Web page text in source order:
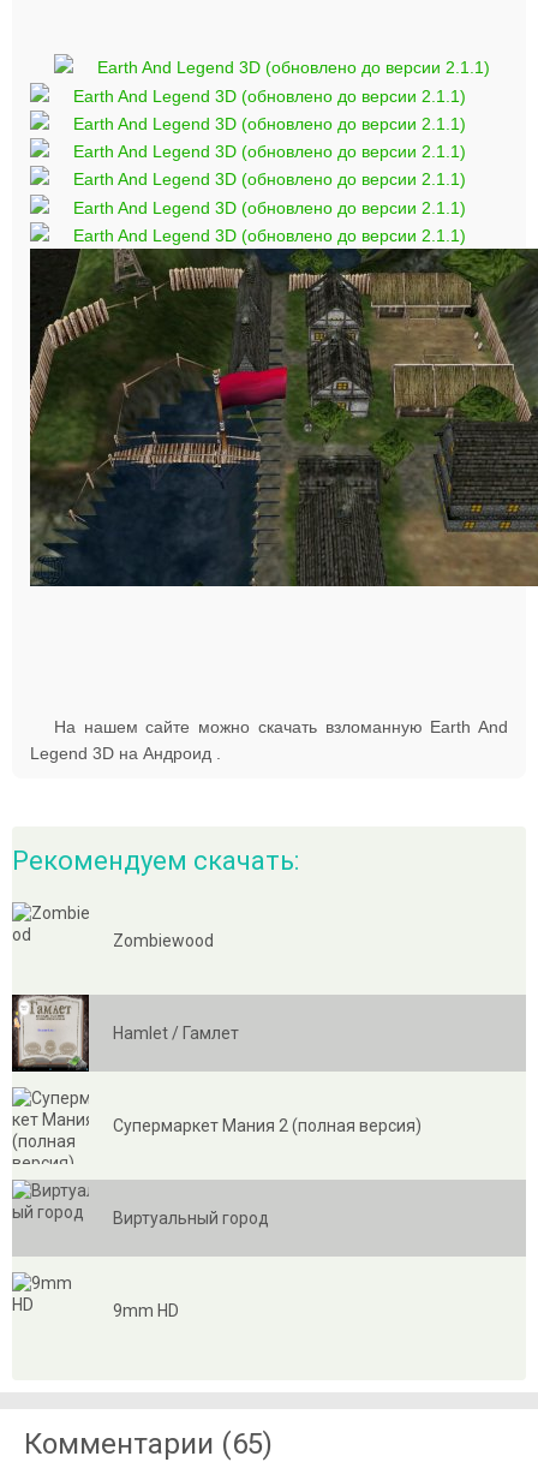
На нашем сайте можно скачать взломанную Earth And
Legend 3D на Андроид .
Рекомендуем скачать:
Zombiewood
Hamlet / Гамлет
Супермаркет Мания 2 (полная версия)
Виртуальный город
9mm HD
Комментарии (65)